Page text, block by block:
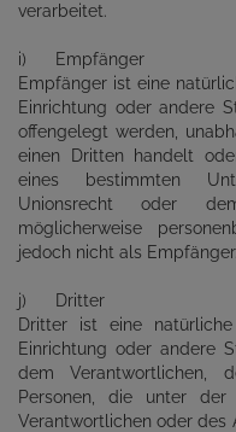
verarbeitet.
i) Empfänger
Empfänger ist eine
Einrichtung oder andere
offengelegt werden,
einen Dritten handelt
eines bestimmten
Unionsrecht oder
möglicherweise
jedoch nicht als Empfänger.
j) Dritter
Dritter ist eine natürliche
Einrichtung oder andere
dem Verantwortlichen,
Personen, die unter der
Verantwortlichen oder des